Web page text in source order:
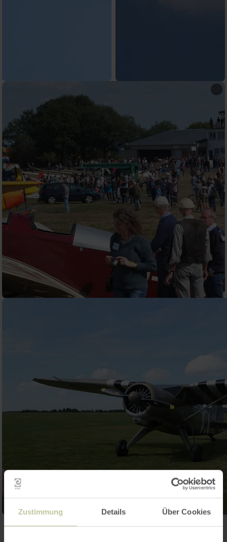
Zustimmung Details Über Cookies